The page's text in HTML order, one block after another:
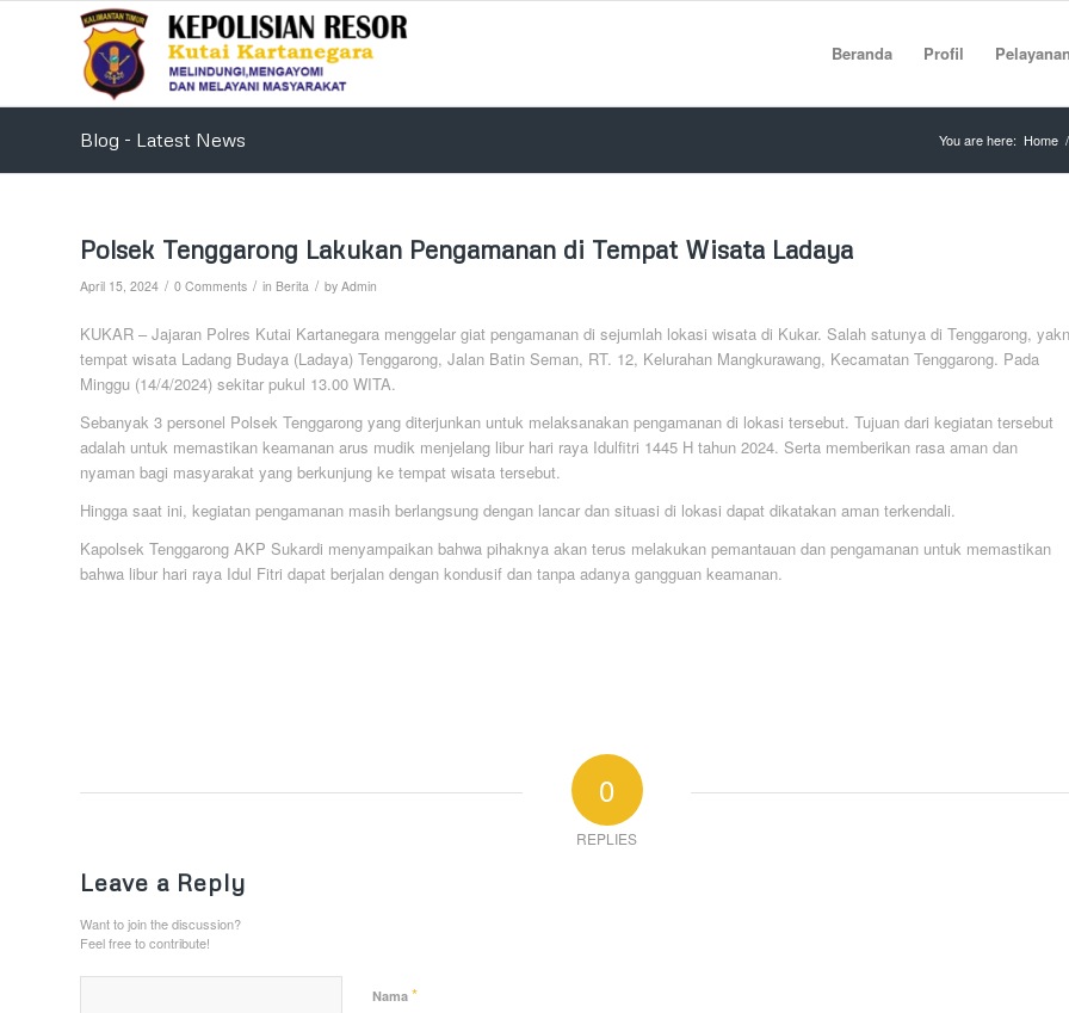
Beranda Profil Pelayanan
Blog - Latest News You are here: Home /
Polsek Tenggarong Lakukan Pengamanan di Tempat Wisata Ladaya
April 15, 2024 / 0 Comments / in Berita / by Admin
KUKAR – Jajaran Polres Kutai Kartanegara menggelar giat pengamanan di sejumlah lokasi wisata di Kukar. Salah satunya di Tenggarong,
tempat wisata Ladang Budaya (Ladaya) Tenggarong, Jalan Batin Seman, RT. 12, Kelurahan Mangkurawang, Kecamatan Tenggarong. Pada
Minggu (14/4/2024) sekitar pukul 13.00 WITA.
Sebanyak 3 personel Polsek Tenggarong yang diterjunkan untuk melaksanakan pengamanan di lokasi tersebut. Tujuan dari kegiatan tersebut
adalah untuk memastikan keamanan arus mudik menjelang libur hari raya Idulfitri 1445 H tahun 2024. Serta memberikan rasa aman dan
nyaman bagi masyarakat yang berkunjung ke tempat wisata tersebut.
Hingga saat ini, kegiatan pengamanan masih berlangsung dengan lancar dan situasi di lokasi dapat dikatakan aman terkendali.
Kapolsek Tenggarong AKP Sukardi menyampaikan bahwa pihaknya akan terus melakukan pemantauan dan pengamanan untuk memastikan
bahwa libur hari raya Idul Fitri dapat berjalan dengan kondusif dan tanpa adanya gangguan keamanan.
0
REPLIES
Leave a Reply
Want to join the discussion?
Feel free to contribute!
Nama *